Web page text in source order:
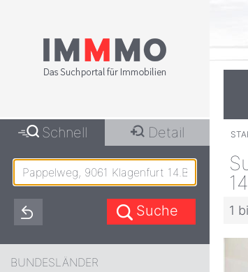
1
Schnell Detail
BUNDESLÄNDER